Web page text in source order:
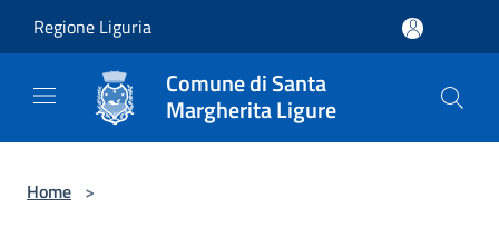
Regione Liguria
Comune di Santa
Margherita Ligure
Home >